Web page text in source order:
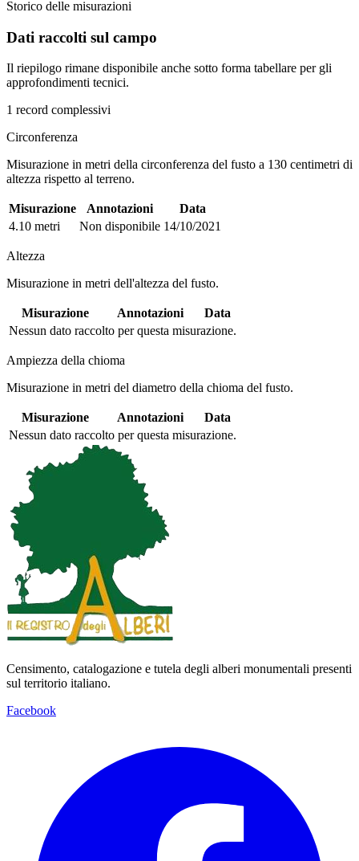
Storico delle misurazioni
Dati raccolti sul campo
Il riepilogo rimane disponibile anche sotto forma tabellare per gli
approfondimenti tecnici.
1 record complessivi
Circonferenza
Misurazione in metri della circonferenza del fusto a 130 centimetri di
altezza rispetto al terreno.
Misurazione Annotazioni
Data
4.10 metri
Non disponibile 14/10/2021
Altezza
Misurazione in metri dell'altezza del fusto.
Misurazione Annotazioni
Data
Nessun dato raccolto per questa misurazione.
Ampiezza della chioma
Misurazione in metri del diametro della chioma del fusto.
Misurazione Annotazioni
Data
Nessun dato raccolto per questa misurazione.
Censimento, catalogazione e tutela degli alberi monumentali presenti
sul territorio italiano.
Facebook